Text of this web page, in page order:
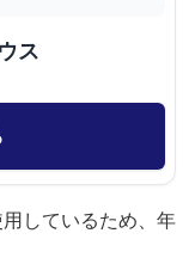
ス
しているため、年